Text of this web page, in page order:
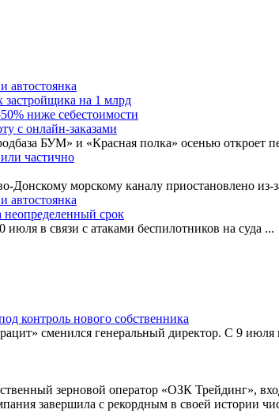
автостоянка
застройщика на 1 млрд
ниже себестоимости
с онлайн-заказами
БУМ» и «Красная полка» осенью откроет
частично
Донскому морскому каналу приостановлено из-
автостоянка
неопределенный срок
в связи с атаками беспилотников на суда ...
контроль нового собственника
сменился генеральный директор. С 9
зерновой оператор «ОЗК Трейдинг»,
завершила с рекордным в своей истории